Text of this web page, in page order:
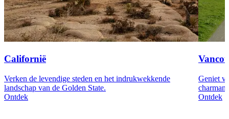
Californië
Verken de levendige steden en het indrukwekkende
landschap van de Golden State.
Ontdek
Geniet
Ontdek